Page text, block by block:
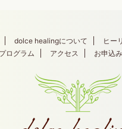
dolce healingについて
ヒー
ログラム
アクセス お申込